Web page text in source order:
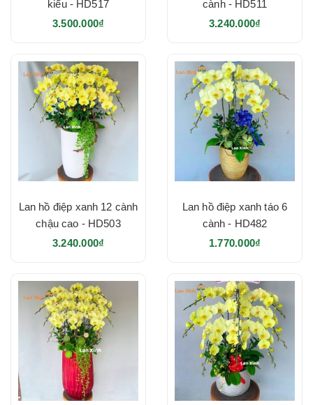
kiểu - HD517
3.500.000₫
cành - HD511
3.240.000₫
Lan hồ điệp xanh 12 cành
chậu cao - HD503
3.240.000₫
Lan hồ điệp xanh táo 6
cành - HD482
1.770.000₫